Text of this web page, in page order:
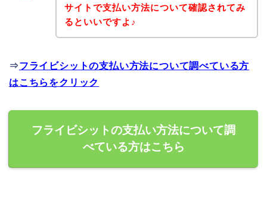
サイトで支払い方法について確認されてみ
るといいですよ♪
⇒フライビシットの支払い方法について調べている方
はこちらをクリック
フライビシットの支払い方法について調
べている方はこちら